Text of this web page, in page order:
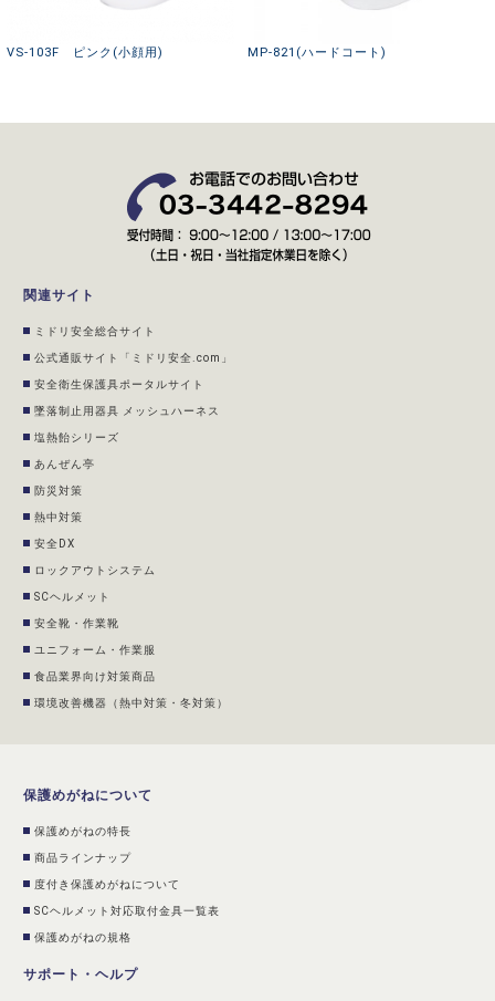
VS-103F ピンク(小顔用) MP-821(ハードコート)
関連サイト
ミドリ安全総合サイト
公式通販サイト「ミドリ安全.com」
安全衛生保護具ポータルサイト
墜落制止用器具 メッシュハーネス
塩熱飴シリーズ
あんぜん亭
防災対策
熱中対策
安全DX
ロックアウトシステム
SCヘルメット
安全靴・作業靴
ユニフォーム・作業服
食品業界向け対策商品
環境改善機器（熱中対策・冬対策）
保護めがねについて
保護めがねの特長
商品ラインナップ
度付き保護めがねについて
SCヘルメット対応取付金具一覧表
保護めがねの規格
サポート・ヘルプ